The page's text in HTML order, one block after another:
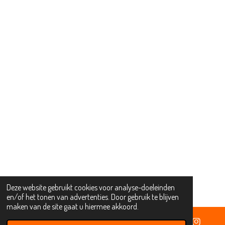
Deze website gebruikt cookies voor analyse-doeleinden
en/of het tonen van advertenties. Door gebruik te blijven
maken van de site gaat u hiermee akkoord.